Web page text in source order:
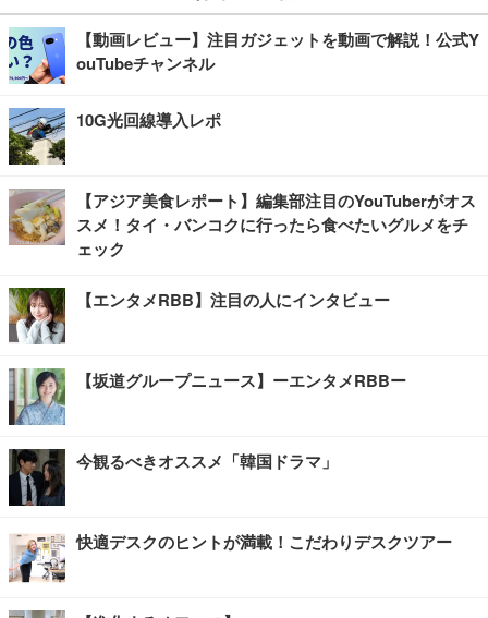
【動画レビュー】注目ガジェットを動画で解説！公式Y
ouTubeチャンネル
10G光回線導入レポ
【アジア美食レポート】編集部注目のYouTuberがオス
スメ！タイ・バンコクに行ったら食べたいグルメをチ
ェック
【エンタメRBB】注目の人にインタビュー
【坂道グループニュース】ーエンタメRBBー
今観るべきオススメ「韓国ドラマ」
快適デスクのヒントが満載！こだわりデスクツアー